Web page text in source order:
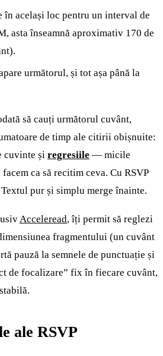
în același loc pentru un interval de
asta înseamnă aproximativ 170 de
următorul, și tot așa până la
să cauți următorul cuvânt,
de timp ale citirii obișnuite:
cuvinte și regresiile — micile
ca să recitim ceva. Cu RSVP
pur și simplu merge înainte.
Acceleread, îți permit să reglezi
fragmentului (un cuvânt
pauză la semnele de punctuație și
de focalizare” fix în fiecare cuvânt,
ale RSVP